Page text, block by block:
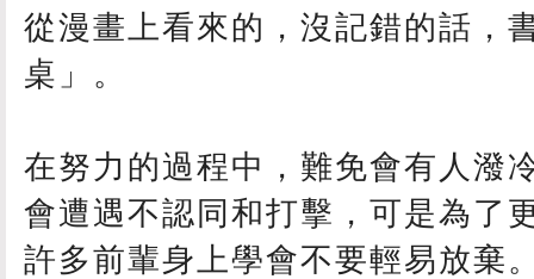
從漫畫上看來的，沒記錯的話，
桌」。
在努力的過程中，難免會有人潑
會遭遇不認同和打擊，可是為了
許多前輩身上學會不要輕易放棄